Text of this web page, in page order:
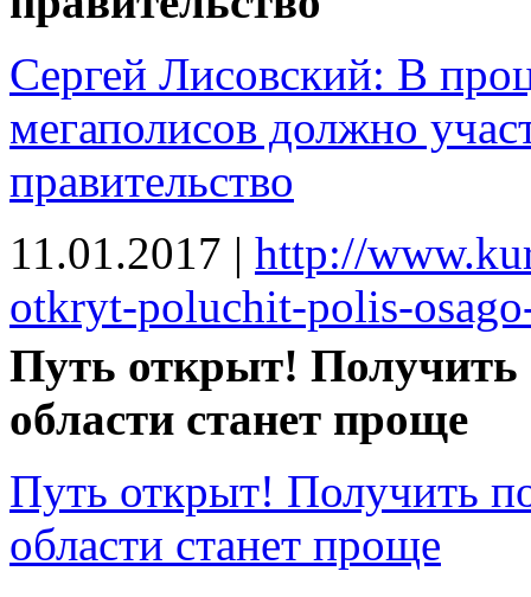
Сергей Лисовский: В
мегаполисов должно
правительство
11.01.2017 | http://
otkryt-poluchit-polis-
Путь открыт!
области станет проще
Путь открыт! Получить
области станет проще